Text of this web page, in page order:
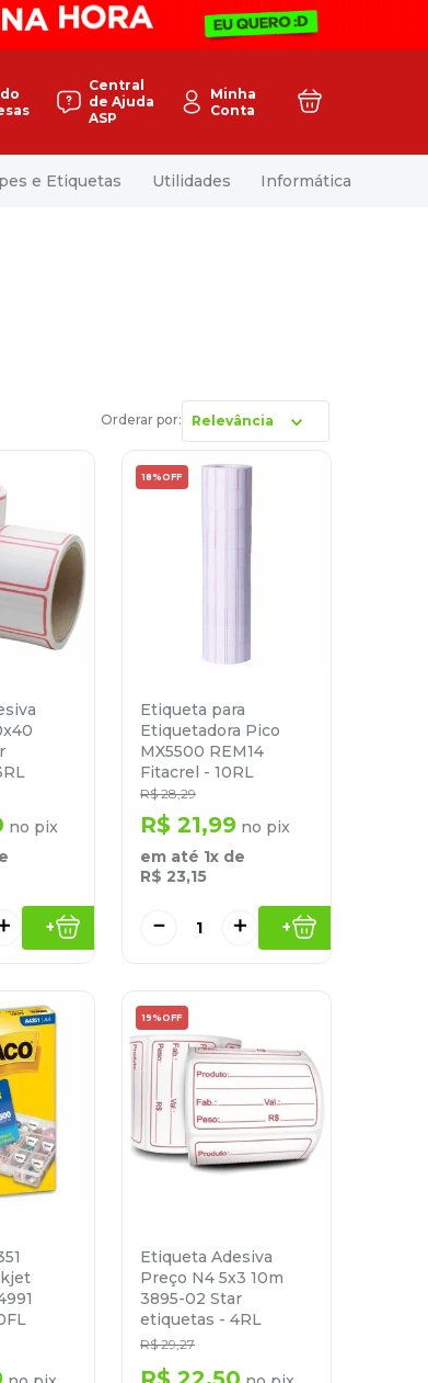
Central
de Ajuda
ASP
Minha
Conta
e Etiquetas Utilidades Informática
Relevância
no pix
+
18% OFF
Etiqueta para
Etiquetadora Pico
MX5500 REM14
Fitacrel - 10RL
R$ 28,29
R$ 21,99 no pix
em até 1x de
R$ 23,15
＋
－ +
19% OFF
Etiqueta Adesiva
Preço N4 5x3 10m
3895-02 Star
etiquetas - 4RL
R$ 29,27